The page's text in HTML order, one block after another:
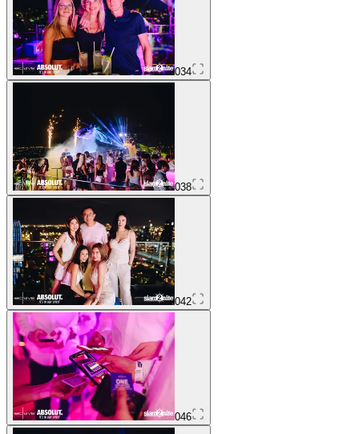
034
038
042
046